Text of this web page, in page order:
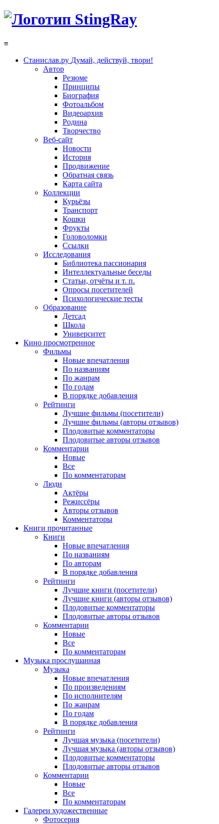
≡
Станислав.ру Думай, действуй, твори!
Автор
Резюме
Принципы
Биография
Фотоальбом
Видеоархив
Родина
Творчество
Веб-сайт
Новости
История
Продвижение
Обратная связь
Карта сайта
Коллекции
Курьёзы
Транспорт
Кошки
Фрукты
Головоломки
Ссылки
Исследования
Библиотека пассионария
Интеллектуальные беседы
Статьи, отчёты и т. п.
Опросы посетителей
Психологические тесты
Образование
Детсад
Школа
Университет
Кино просмотренное
Фильмы
Новые впечатления
По названиям
По жанрам
По годам
В порядке добавления
Рейтинги
Лучшие фильмы (посетители)
Лучшие фильмы (авторы отзывов)
Плодовитые комментаторы
Плодовитые авторы отзывов
Комментарии
Новые
Все
По комментаторам
Люди
Актёры
Режиссёры
Авторы отзывов
Комментаторы
Книги прочитанные
Книги
Новые впечатления
По названиям
По авторам
В порядке добавления
Рейтинги
Лучшие книги (посетители)
Лучшие книги (авторы отзывов)
Плодовитые комментаторы
Плодовитые авторы отзывов
Комментарии
Новые
Все
По комментаторам
Музыка прослушанная
Музыка
Новые впечатления
По произведениям
По исполнителям
По жанрам
По годам
В порядке добавления
Рейтинги
Лучшая музыка (посетители)
Лучшая музыка (авторы отзывов)
Плодовитые комментаторы
Плодовитые авторы отзывов
Комментарии
Новые
Все
По комментаторам
Галереи художественные
Фотосерия